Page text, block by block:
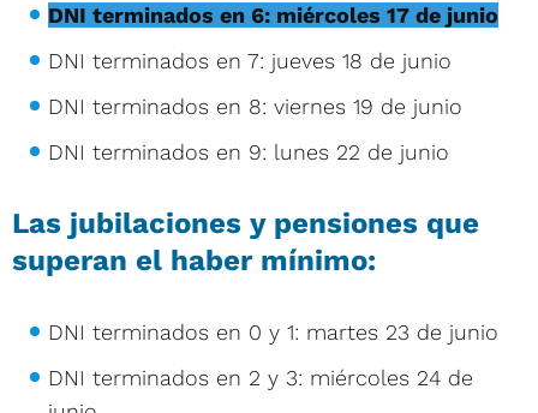
DNI terminados en 6: miércoles 17 de junio
DNI terminados en 7: jueves 18 de junio
DNI terminados en 8: viernes 19 de junio
DNI terminados en 9: lunes 22 de junio
Las jubilaciones y pensiones que
superan el haber mínimo:
DNI terminados en 0 y 1: martes 23 de junio
DNI terminados en 2 y 3: miércoles 24 de